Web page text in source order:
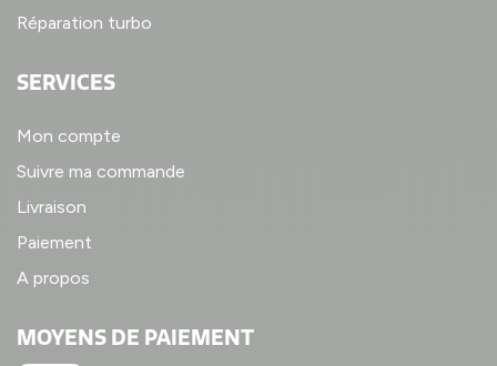
Réparation turbo
SERVICES
Mon compte
Suivre ma commande
Livraison
Paiement
A propos
MOYENS DE PAIEMENT